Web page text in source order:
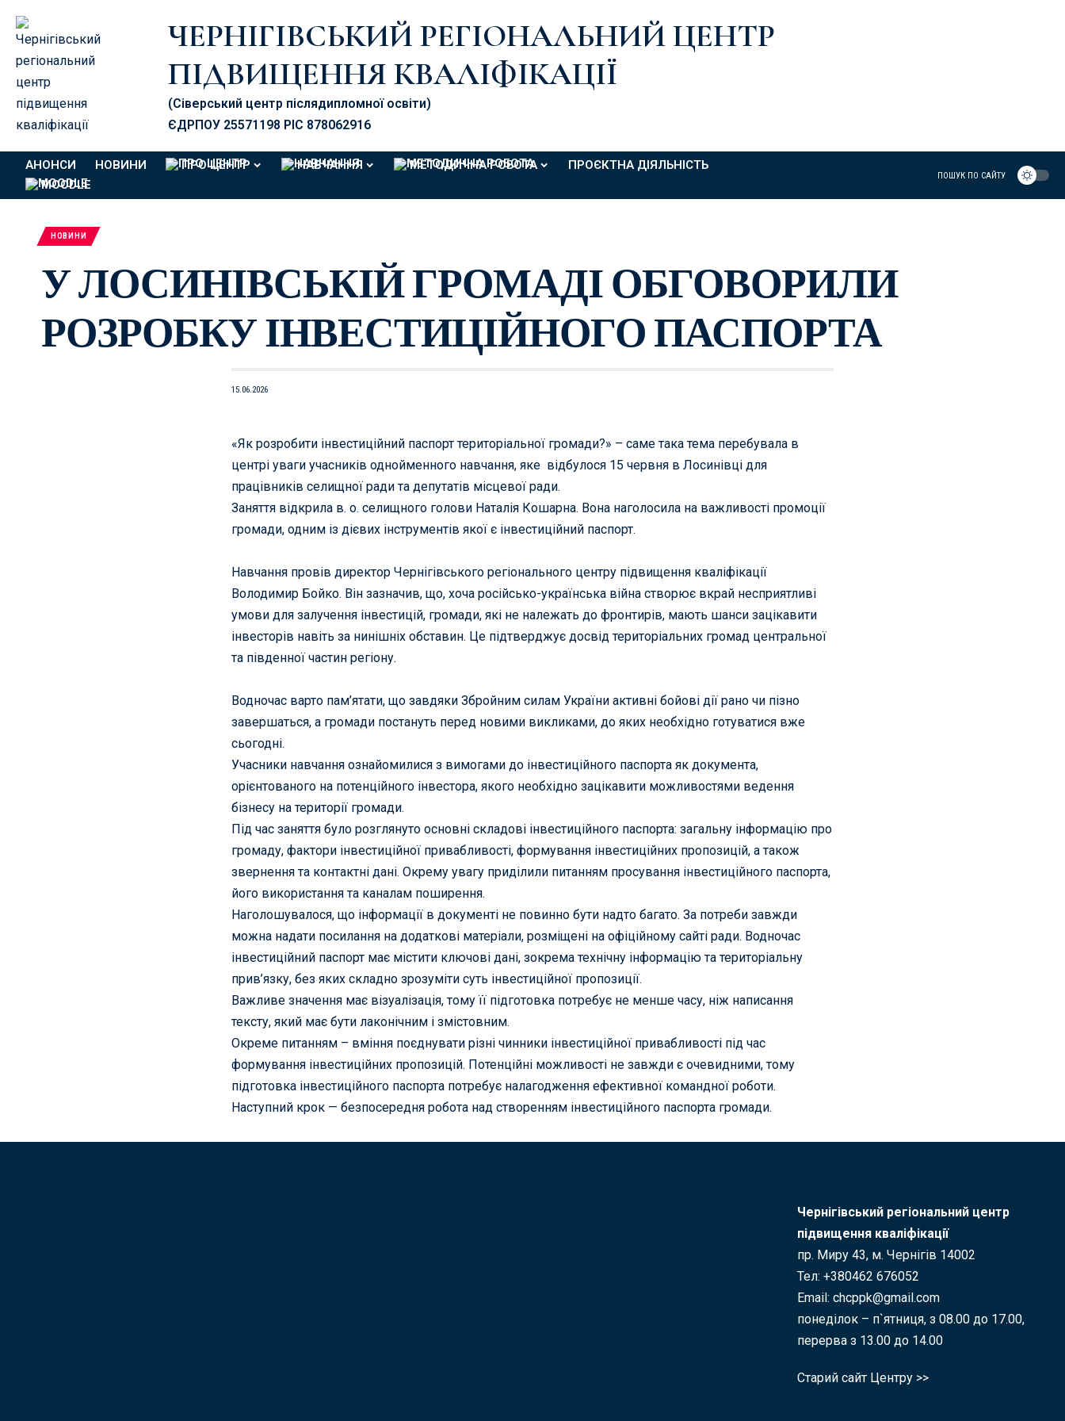
ЧЕРНІГІВСЬКИЙ РЕГІОНАЛЬНИЙ ЦЕНТР
ПІДВИЩЕННЯ КВАЛІФІКАЦІЇ
(Сіверський центр післядипломної освіти)
ЄДРПОУ 25571198 PIC 878062916
АНОНСИ НОВИНИ ПРО ЦЕНТР НАВЧАННЯ МЕТОДИЧНА РОБОТА
ПРОЄКТНА ДІЯЛЬНІСТЬ
MOODLE
ПОШУК ПО САЙТУ
НОВИНИ
У ЛОСИНІВСЬКІЙ ГРОМАДІ ОБГОВОРИЛИ
РОЗРОБКУ ІНВЕСТИЦІЙНОГО ПАСПОРТА
15.06.2026
«Як розробити інвестиційний паспорт територіальної громади?» – саме така тема перебувала в
центрі уваги учасників однойменного навчання, яке відбулося 15 червня в Лосинівці для
працівників селищної ради та депутатів місцевої ради.
Заняття відкрила в. о. селищного голови Наталія Кошарна. Вона наголосила на важливості промоції
громади, одним із дієвих інструментів якої є інвестиційний паспорт.
Навчання провів директор Чернігівського регіонального центру підвищення кваліфікації
Володимир Бойко. Він зазначив, що, хоча російсько-українська війна створює вкрай несприятливі
умови для залучення інвестицій, громади, які не належать до фронтирів, мають шанси зацікавити
інвесторів навіть за нинішніх обставин. Це підтверджує досвід територіальних громад центральної
та південної частин регіону.
Водночас варто пам’ятати, що завдяки Збройним силам України активні бойові дії рано чи пізно
завершаться, а громади постануть перед новими викликами, до яких необхідно готуватися вже
сьогодні.
Учасники навчання ознайомилися з вимогами до інвестиційного паспорта як документа,
орієнтованого на потенційного інвестора, якого необхідно зацікавити можливостями ведення
бізнесу на території громади.
Під час заняття було розглянуто основні складові інвестиційного паспорта: загальну інформацію про
громаду, фактори інвестиційної привабливості, формування інвестиційних пропозицій, а також
звернення та контактні дані. Окрему увагу приділили питанням просування інвестиційного паспорта,
його використання та каналам поширення.
Наголошувалося, що інформації в документі не повинно бути надто багато. За потреби завжди
можна надати посилання на додаткові матеріали, розміщені на офіційному сайті ради. Водночас
інвестиційний паспорт має містити ключові дані, зокрема технічну інформацію та територіальну
прив’язку, без яких складно зрозуміти суть інвестиційної пропозиції.
Важливе значення має візуалізація, тому її підготовка потребує не менше часу, ніж написання
тексту, який має бути лаконічним і змістовним.
Окреме питанням – вміння поєднувати різні чинники інвестиційної привабливості під час
формування інвестиційних пропозицій. Потенційні можливості не завжди є очевидними, тому
підготовка інвестиційного паспорта потребує налагодження ефективної командної роботи.
Наступний крок — безпосередня робота над створенням інвестиційного паспорта громади.
Чернігівський регіональний центр
підвищення кваліфікації
пр. Миру 43, м. Чернігів 14002
Тел: +380462 676052
Email: chcppk@gmail.com
понеділок – п`ятниця, з 08.00 до 17.00,
перерва з 13.00 до 14.00
Старий сайт Центру >>